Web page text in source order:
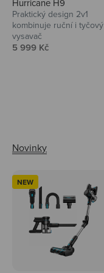
Hurricane H9
Praktický design 2v1
kombinuje ruční i tyčový
vysavač
Prodejní cena
5 999 Kč
NEW